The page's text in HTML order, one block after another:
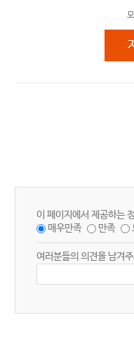
이 페이지에서 제공하는
매우만족
만족
여러분들의 의견을 남겨